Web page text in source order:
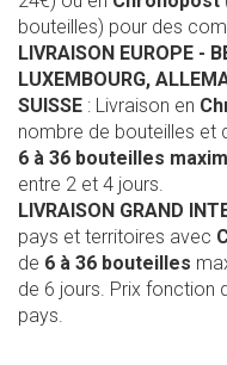
bouteilles) pour des
LIVRAISON EUROPE -
LUXEMBOURG,
SUISSE : Livraison en
nombre de bouteilles et
6 à 36 bouteilles
entre 2 et 4 jours.
LIVRAISON GRAND
pays et territoires avec
de 6 à 36 bouteilles
de 6 jours. Prix fonction
pays.